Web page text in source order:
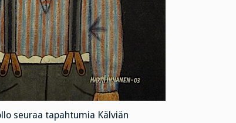
seuraa tapahtumia Kälviän